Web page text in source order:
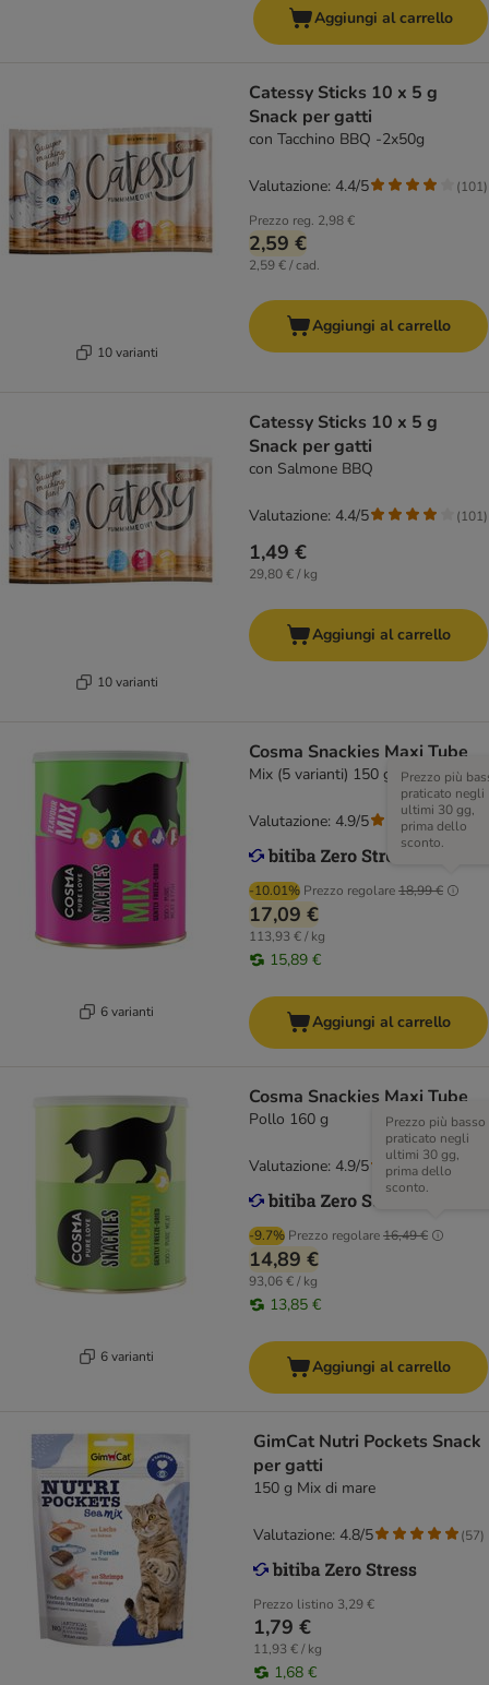
Aggiungi al carrello
10 varianti
Catessy Sticks 10 x 5 g
Snack per gatti
con Tacchino BBQ -2x50g
Prezzo reg. 2,98 €
2,59 €
2,59 € / cad.
Valutazione: 4.4/5 (101)
Aggiungi al carrello
10 varianti
Catessy Sticks 10 x 5 g
Snack per gatti
con Salmone BBQ
1,49 €
29,80 € / kg
Valutazione: 4.4/5 (101)
Aggiungi al carrello
6 varianti
Cosma Snackies Maxi Tube
Mix (5 varianti) 150 g
-10.01% Prezzo regolare18,99 €
Prezzo più
praticato negli
ultimi 30 gg,
prima dello
sconto.
17,09 €
113,93 € / kg
15,89 €
Valutazione: 4.9/5 (558
Aggiungi al carrello
6 varianti
Cosma Snackies Maxi Tube
Pollo 160 g
-9.7% Prezzo regolare16,49 €
Prezzo più basso
praticato negli
ultimi 30 gg,
prima dello
sconto.
14,89 €
93,06 € / kg
13,85 €
Valutazione: 4.9/5 (
Aggiungi al carrello
GimCat Nutri Pockets Snack
per gatti
150 g Mix di mare
Prezzo listino 3,29 €
1,79 €
11,93 € / kg
1,68 €
Valutazione: 4.8/5 (57)